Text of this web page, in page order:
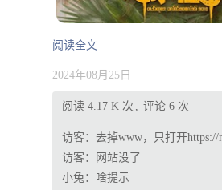
阅读全文
2024年08月25日
阅读 4.17 K 次 评论 6 次
访客： 去掉www，只打开https://
访客：
网站没了
小兔： 啥提示